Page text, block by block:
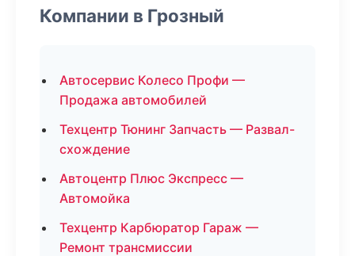
Компании в Грозный
Автосервис Колесо Профи —
Продажа автомобилей
Техцентр Тюнинг Запчасть — Развал-
схождение
Автоцентр Плюс Экспресс —
Автомойка
Техцентр Карбюратор Гараж —
Ремонт трансмиссии